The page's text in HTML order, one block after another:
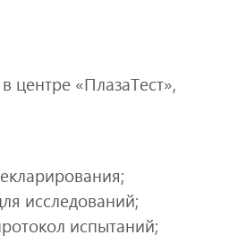
центре «ПлазаТест»,
исследований;
испытаний;